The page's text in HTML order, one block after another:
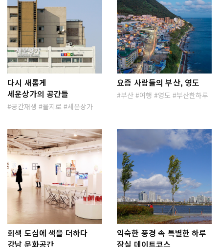
다시 새롭게
세운상가의 공간들
공간재생 을지로 세운상가
요즘 사람들의 부산, 영도
부산 여행 영도 부산한하루
회색 도심에 색을 더하다
강남 문화공간
익숙한 풍경 속 특별한 하루
잠실 데이트코스